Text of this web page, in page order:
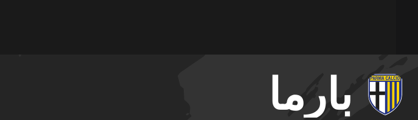
بارما